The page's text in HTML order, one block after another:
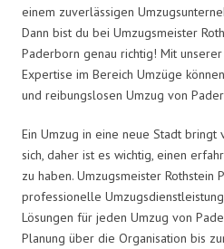
einem zuverlässigen
Dann bist du bei Umzugsmeister
Paderborn genau richtig! Mit
Expertise im Bereich Umzüge
und reibungslosen Umzug von
Ein Umzug in eine neue Stadt
sich, daher ist es wichtig, einen
zu haben. Umzugsmeister Rothstein
professionelle
Lösungen für jeden Umzug von
Planung über die Organisation bis